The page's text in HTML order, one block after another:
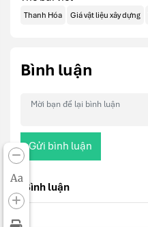
Aa
Thanh Hóa Giá vật liệu xây dựng
Bình luận
Gửi bình luận
Bình luận